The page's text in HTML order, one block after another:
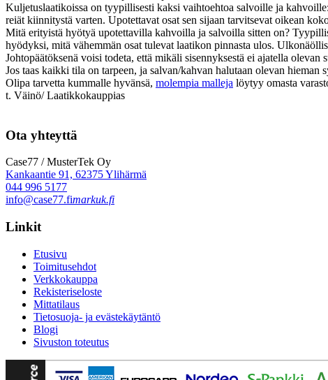
Kuljetuslaatikoissa on tyypillisesti kaksi vaihtoehtoa salvoille ja
reiät kiinnitystä varten. Upotettavat osat sen sijaan tarvitsevat oikean
Mitä erityistä hyötyä upotettavilla kahvoilla ja salvoilla sitten on?
hyödyksi, mitä vähemmän osat tulevat laatikon pinnasta ulos.
Johtopäätöksenä voisi todeta, että mikäli sisennyksestä ei ajatella
Jos taas kaikki tila on tarpeen, ja salvan/kahvan halutaan olevan
Olipa tarvetta kummalle hyvänsä, molempia malleja löytyy omasta
t. Väinö/ Laatikkokauppias
Ota yhteyttä
Case77 / MusterTek Oy
Kankaantie 91, 62375 Ylihärmä
044 996 5177
info@case77.fimarkuk.fi
Linkit
Etusivu
Toimitusehdot
Verkkokauppa
Rekisteriseloste
Mittatilaus
Tietosuoja- ja evästekäytäntö
Blogi
Sivuston toteutus